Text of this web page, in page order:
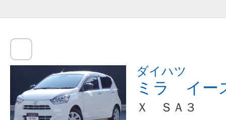
ダイハツ
ミラ イー
Ｘ ＳＡ３